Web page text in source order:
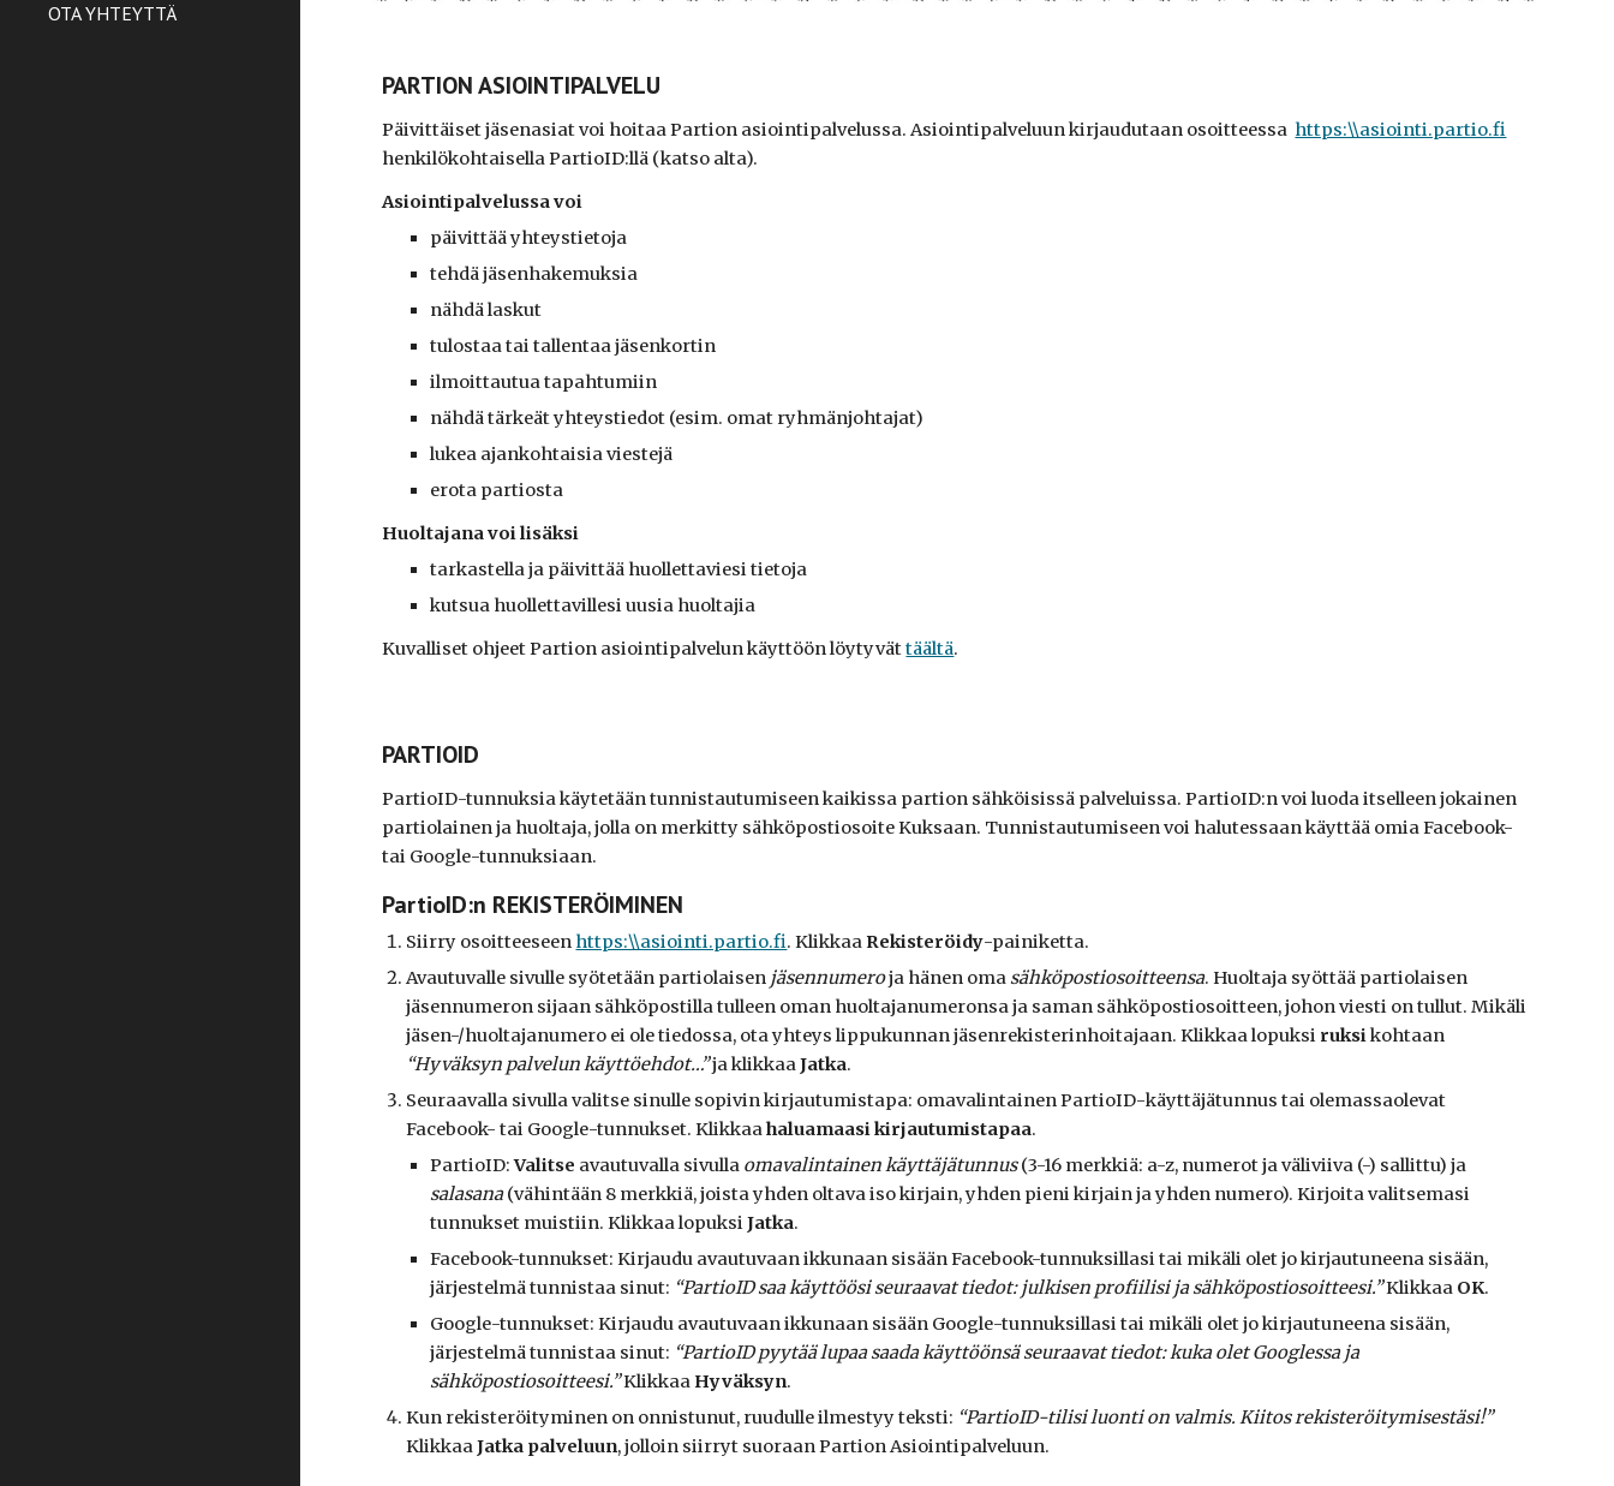
OTA YHTEYTTÄ
PARTION ASIOINTIPALVELU
Päivittäiset jäsenasiat voi hoitaa Partion asiointipalvelussa. Asiointipalveluun kirjaudutaan osoitteessa https:\\asiointi.partio.fi
henkilökohtaisella PartioID:llä (katso alta).
Asiointipalvelussavoi
päivittää yhteystietoja
tehdä jäsenhakemuksia
nähdä laskut
tulostaa tai tallentaa jäsenkortin
ilmoittautua tapahtumiin
nähdä tärkeät yhteystiedot (esim. omat ryhmänjohtajat)
lukea ajankohtaisia viestejä
erota partiosta
Huoltajana voi lisäksi
tarkastella ja päivittää huollettaviesi tietoja
kutsua huollettavillesi uusia huoltajia
Kuvalliset ohjeet Partion asiointipalvelun käyttöön löytyvättäältä.
PARTIOID
PartioID-tunnuksia käytetään tunnistautumiseen kaikissa partion sähköisissä palveluissa. PartioID:n voi luoda itselleen jokainen
partiolainen ja huoltaja, jolla on merkitty sähköpostiosoite Kuksaan. Tunnistautumiseen voi halutessaan käyttää omia Facebook-
tai Google-tunnuksiaan.
PartioID:n REKISTERÖIMINEN
Siirry osoitteeseen https:\\asiointi.partio.fi. Klikkaa Rekisteröidy-painiketta.
Avautuvalle sivulle syötetään partiolaisen jäsennumeroja hänen oma sähköpostiosoitteensa. Huoltaja syöttää partiolaisen
jäsennumeron sijaan sähköpostilla tulleen oman huoltajanumeronsa ja saman sähköpostiosoitteen, johon viesti on tullut. Mikäli
jäsen-/huoltajanumero ei ole tiedossa, ota yhteys lippukunnan jäsenrekisterinhoitajaan. Klikkaa lopuksi ruksikohtaan
“Hyväksyn palvelun käyttöehdot…”ja klikkaaJatka.
Seuraavalla sivulla valitse sinulle sopivin kirjautumistapa: omavalintainenPartioID-käyttäjätunnus tai olemassaolevat
Facebook- tai Google-tunnukset. Klikkaahaluamaasi kirjautumistapaa.
PartioID:Valitse avautuvalla sivulla omavalintainen käyttäjätunnus(3-16 merkkiä: a-z, numerot ja väliviiva (-) sallittu) ja
salasana(vähintään 8 merkkiä, joista yhden oltava iso kirjain, yhden pieni kirjain ja yhden numero). Kirjoita valitsemasi
tunnukset muistiin. Klikkaa lopuksiJatka.
Facebook-tunnukset: Kirjaudu avautuvaan ikkunaan sisään Facebook-tunnuksillasi tai mikäli olet jo kirjautuneena sisään,
järjestelmä tunnistaa sinut: “PartioID saa käyttöösi seuraavat tiedot: julkisen profiilisi ja sähköpostiosoitteesi.”Klikkaa OK.
Google-tunnukset: Kirjaudu avautuvaan ikkunaan sisään Google-tunnuksillasi tai mikäli olet jo kirjautuneena sisään,
järjestelmä tunnistaa sinut: “PartioID pyytää lupaa saada käyttöönsä seuraavat tiedot: kuka olet Googlessa ja
sähköpostiosoitteesi.”Klikkaa Hyväksyn.
Kun rekisteröityminen on onnistunut, ruudulle ilmestyy teksti: “PartioID-tilisi luonti on valmis. Kiitos rekisteröitymisestäsi!”
KlikkaaJatka palveluun, jolloin siirryt suoraan Partion Asiointipalveluun.